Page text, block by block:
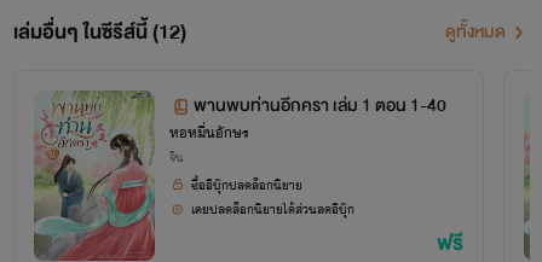
เล่มอื่นๆ ในซีรีส์นี้ (12) ดูทั้งหมด
พานพบท่านอีกครา เล่ม 1 ตอน 1-40
หอหมื่นอักษร
จีน
ฟรี
ซื้ออีบุ๊กปลดล็อกนิยาย
เคยปลดล็อกนิยายได้ส่วนลดอีบุ๊ก